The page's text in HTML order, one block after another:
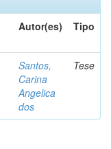
Autor(es) Tipo
Santos,
Carina
Angelica
dos
Tese